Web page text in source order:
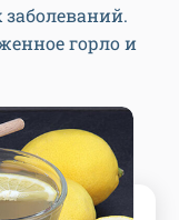
горло и